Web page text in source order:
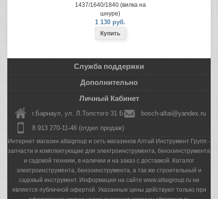
1437/1640/1840 (вилка на
шнуре)
1 130 руб.
Служба поддержки
Дополнительно
Личный Кабинет
г.Барнаул, ул. Л.Толстого 31 Б
bosch-altai@yandex.ru
8 913 270-11-46 (отдел продаж)
Интернет магазин altaigroup и сеть магазинов Алтай Инструмент Групп -
запчасти и комплектующие для электроинструмента, бензоинструмента
и садовой техники, в наличии и на заказ с доставкой. Каталог
электроинструмента, бензоинструмента, а так же строительный и
садовый инструмент. Информация на сайте www.altaigroup.ru не
является публичной офертой. Указанные цены действуют только при